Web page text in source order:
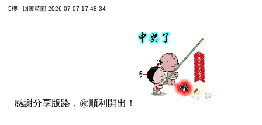
5樓 - 回覆時間 2026-07-07 17:48:34
感謝分享版路，㊗️順利開出！